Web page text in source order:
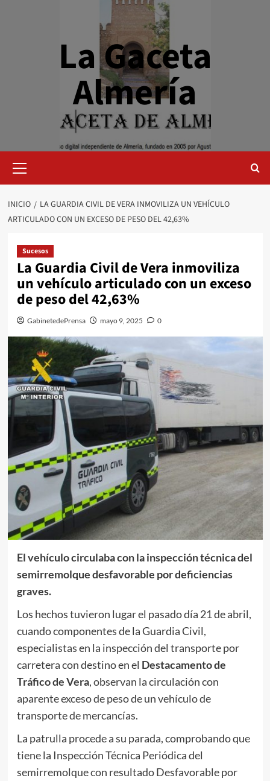
La Gaceta
Almería
primario
INICIO
LA GUARDIA CIVIL DE VERA INMOVILIZA UN VEHÍCULO
ARTICULADO CON UN EXCESO DE PESO DEL 42,63%
Sucesos
La Guardia Civil de Vera inmoviliza
un vehículo articulado con un exceso
de peso del 42,63%
GabinetedePrensa mayo 9, 2025 0
El vehículocirculaba con la inspección técnica del
semirremolque desfavorable por deficiencias
graves.
Los hechos tuvieron lugar el pasado día 21 de abril,
cuando componentes de la Guardia Civil,
especialistas en la inspección del transporte por
carretera con destino en el Destacamento de
Tráfico de Vera, observan la circulación con
aparente exceso de peso de un vehículo de
transporte de mercancías.
La patrulla procede a su parada, comprobando que
tiene la Inspección Técnica Periódica del
semirremolque con resultado Desfavorable por